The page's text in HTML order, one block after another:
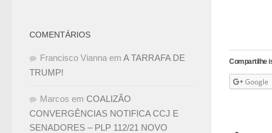
Compartilhe
Google
COMENTÁRIOS
Francisco Vianna em A TARRAFA DE
TRUMP!
Marcos em COALIZÃO
CONVERGÊNCIAS NOTIFICA CCJ E
SENADORES – PLP 112/21 NOVO